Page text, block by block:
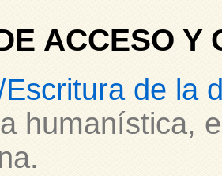
ACCESO Y
Escritura de la
humanística,